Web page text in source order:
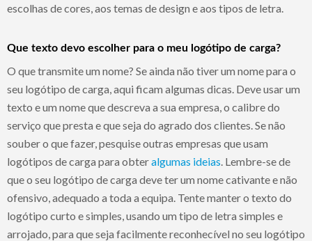
escolhas de cores, aos temas de design e aos tipos de letra.
Que texto devo escolher para o meu logótipo de carga?
O que transmite um nome? Se ainda não tiver um nome para o
seu logótipo de carga, aqui ficam algumas dicas. Deve usar um
texto e um nome que descreva a sua empresa, o calibre do
serviço que presta e que seja do agrado dos clientes. Se não
souber o que fazer, pesquise outras empresas que usam
logótipos de carga para obteralgumas ideias . Lembre-se de
que o seu logótipo de carga deve ter um nome cativante e não
ofensivo, adequado a toda a equipa. Tente manter o texto do
logótipo curto e simples, usando um tipo de letra simples e
arrojado, para que seja facilmente reconhecível no seu logótipo